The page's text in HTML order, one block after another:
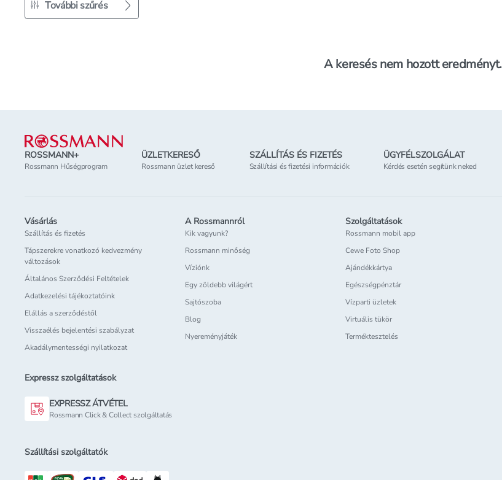
További szűrés
A keresés nem hozott eredményt.
Lábléc
ROSSMANN+
Rossmann Hűségprogram
ÜZLETKERESŐ
Rossmann üzlet kereső
SZÁLLÍTÁS ÉS FIZETÉS
Szállítási és fizetési információk
ÜGYFÉLSZOLGÁLAT
Kérdés esetén segítünk neked
Vásárlás
Szállítás és fizetés
Tápszerekre vonatkozó kedvezmény
változások
Általános Szerződési Feltételek
Adatkezelési tájékoztatóink
Elállás a szerződéstől
Visszaélés bejelentési szabályzat
Akadálymentességi nyilatkozat
A Rossmannról
Kik vagyunk?
Rossmann minőség
Víziónk
Egy zöldebb világért
Sajtószoba
Blog
Nyereményjáték
Szolgáltatások
Rossmann mobil app
Cewe Foto Shop
Ajándékkártya
Egészségpénztár
Vízparti üzletek
Virtuális tükör
Terméktesztelés
Expressz szolgáltatások
EXPRESSZ ÁTVÉTEL
Rossmann Click & Collect szolgáltatás
Szállítási szolgáltatók